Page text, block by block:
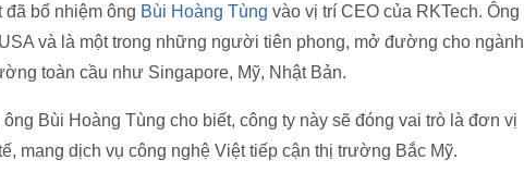
đã bổ nhiệm ông Bùi Hoàng Tùng vào vị trí CEO của RKTech. Ông
và là một trong những người tiên phong, mở đường cho ngành
toàn cầu như Singapore, Mỹ, Nhật Bản.
Bùi Hoàng Tùng cho biết, công ty này sẽ đóng vai trò là đơn vị
mang dịch vụ công nghệ Việt tiếp cận thị trường Bắc Mỹ.